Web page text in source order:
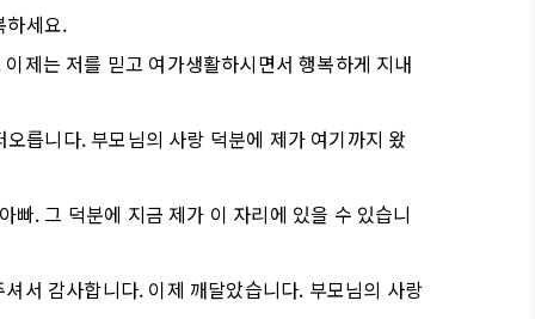
하세요.
제는 저를 믿고 여가생활하시면서 행복하게 지내
릅니다. 부모님의 사랑 덕분에 제가 여기까지 왔
빠. 그 덕분에 지금 제가 이 자리에 있을 수 있습니
서 감사합니다. 이제 깨달았습니다. 부모님의 사랑